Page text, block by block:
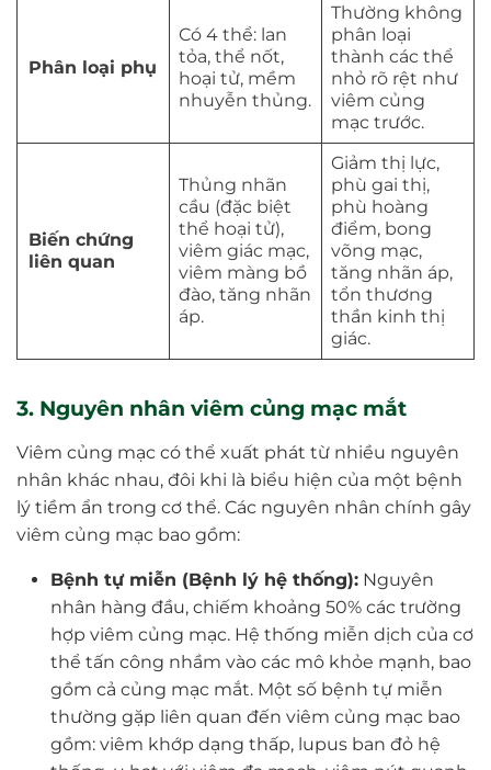
Phân loại phụ
Có 4 thể: lan
tỏa, thể nốt,
hoại tử, mềm
nhuyễn thủng.
Thường không
phân loại
thành các thể
nhỏ rõ rệt như
viêm củng
mạc trước.
Biến chứng
liên quan
Thủng nhãn
cầu (đặc biệt
thể hoại tử),
viêm giác mạc,
viêm màng bồ
đào, tăng nhãn
áp.
Giảm thị lực,
phù gai thị,
phù hoàng
điểm, bong
võng mạc,
tăng nhãn áp,
tổn thương
thần kinh thị
giác.
3. Nguyên nhân viêm củng mạc mắt
Viêm củng mạc có thể xuất phát từ nhiều nguyên
nhân khác nhau, đôi khi là biểu hiện của một bệnh
lý tiềm ẩn trong cơ thể. Các nguyên nhân chính gây
viêm củng mạc bao gồm:
Bệnh tự miễn (Bệnh lý hệ thống):Nguyên
nhân hàng đầu, chiếm khoảng 50% các trường
hợp viêm củng mạc. Hệ thống miễn dịch của cơ
thể tấn công nhầm vào các mô khỏe mạnh, bao
gồm cả củng mạc mắt. Một số bệnh tự miễn
thường gặp liên quan đến viêm củng mạc bao
gồm: viêm khớp dạng thấp, lupus ban đỏ hệ